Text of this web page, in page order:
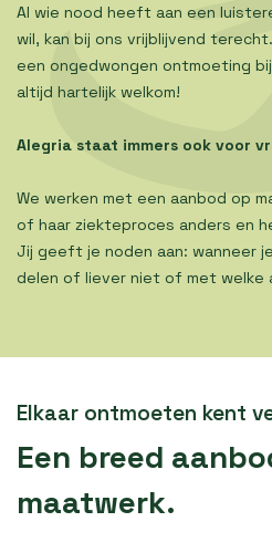
Al wie nood heeft aan een
wil, kan bij ons vrijblijvend
een ongedwongen ontmoeting
altijd hartelijk welkom!
Alegria staat immers ook voor
We werken met een aanbod op
of haar ziekteproces anders en
Jij geeft je noden aan: wanneer
delen of liever niet of met
Elkaar ontmoeten kent
Een breed
maatwerk.